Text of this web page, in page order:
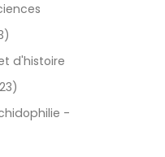
d'histoire
-